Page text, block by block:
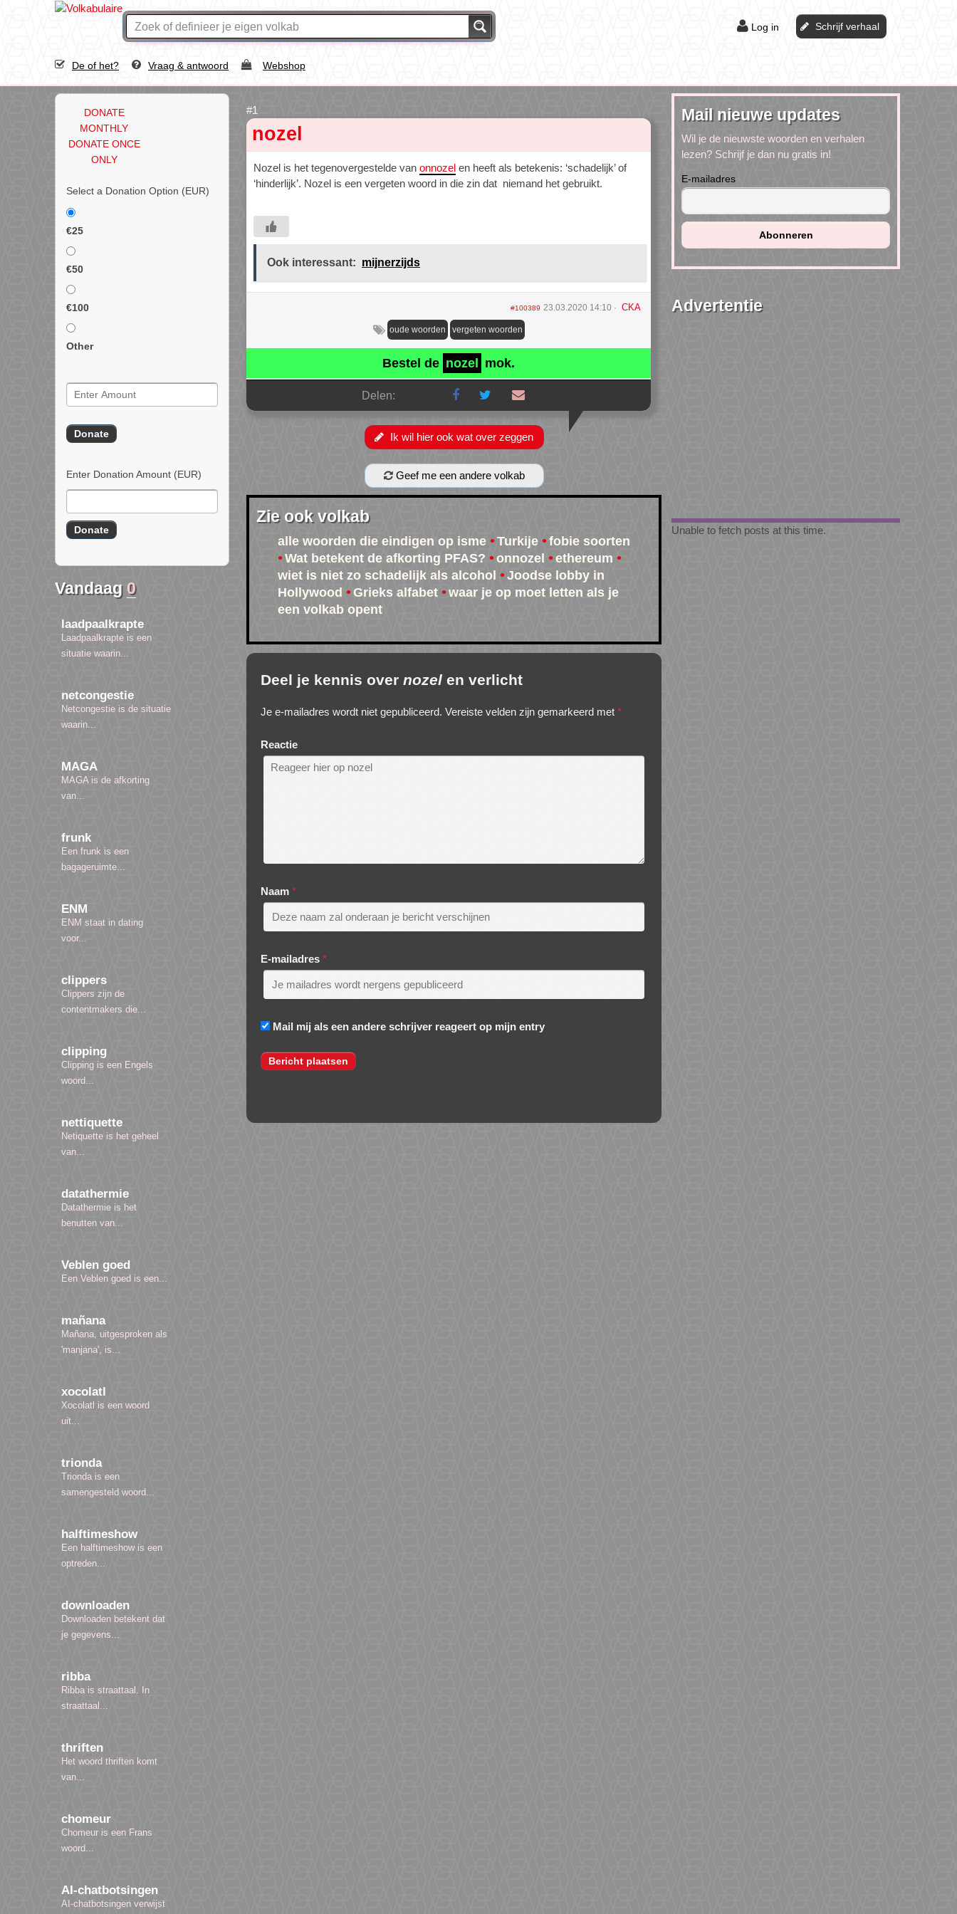
Log in Schrijf verhaal
De of het? Vraag & antwoord Webshop
DONATE
MONTHLY
DONATE ONCE
ONLY
Select a Donation Option (EUR)
€25
€50
€100
Other
Enter Donation Amount (EUR)
Vandaag 0
laadpaalkrapte
Laadpaalkrapte is een
situatie waarin...
netcongestie
Netcongestie is de situatie
waarin...
MAGA
MAGA is de afkorting
van...
frunk
Een frunk is een
bagageruimte...
ENM
ENM staat in dating
voor...
clippers
Clippers zijn de
contentmakers die...
clipping
Clipping is een Engels
woord...
nettiquette
Netiquette is het geheel
van...
datathermie
Datathermie is het
benutten van...
Veblen goed
Een Veblen goed is een...
mañana
Mañana, uitgesproken als
'manjana', is...
xocolatl
Xocolatl is een woord
uit...
trionda
Trionda is een
samengesteld woord...
halftimeshow
Een halftimeshow is een
optreden...
downloaden
Downloaden betekent dat
je gegevens...
ribba
Ribba is straattaal. In
straattaal...
thriften
Het woord thriften komt
van...
chomeur
Chomeur is een Frans
woord...
AI-chatbotsingen
AI-chatbotsingen verwijst
nozel
Nozel is het tegenovergestelde van onnozel en heeft als betekenis: ‘schadelijk’ of
‘hinderlijk’. Nozel is een vergeten woord in die zin dat niemand het gebruikt.
Ook interessant: mijnerzijds
#100389 23.03.2020 14:10 CKA
oude woorden vergeten woorden
Bestel de nozel mok.
Delen:
Ik wil hier ook wat over zeggen
Geef me een andere volkab
Zie ook volkab
alle woorden die eindigen op isme Turkije
fobie soorten
Wat betekent de afkorting PFAS?
onnozel
ethereum
wiet is niet zo schadelijk als alcohol
Joodse lobby in
Hollywood
Grieks alfabet
waar je op moet letten als je
een volkab opent
Deel je kennis over nozel en verlicht
Je e-mailadres wordt niet gepubliceerd. Vereiste velden zijn gemarkeerd met *
Reactie
Naam *
E-mailadres *
Mail mij als een andere schrijver reageert op mijn entry
Mail nieuwe updates
Wil je de nieuwste woorden en verhalen
lezen? Schrijf je dan nu gratis in!
E-mailadres
Advertentie
Unable to fetch posts at this time.